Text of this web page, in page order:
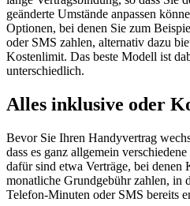
geänderte Umstände anpassen
Optionen, bei denen Sie zum
oder SMS zahlen, alternativ dazu
Kostenlimit. Das beste Modell ist
unterschiedlich.
Alles inklusive oder
Bevor Sie Ihren Handyvertrag
dass es ganz allgemein
dafür sind etwa Verträge, bei denen
monatliche Grundgebühr zahlen, in
Telefon-Minuten oder SMS bereits